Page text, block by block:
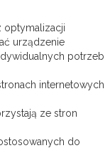
optymalizacji
urządzenie
potrzeb
internetowych
ze stron
do